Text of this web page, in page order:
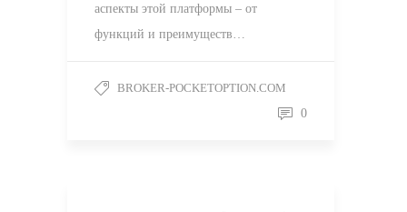
аспекты этой платформы – от
функций и преимуществ…
BROKER-POCKETOPTION.COM
0